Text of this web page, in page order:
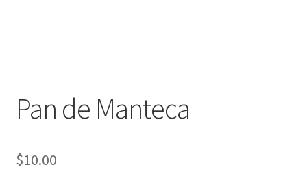
Pan de Manteca
$10.00